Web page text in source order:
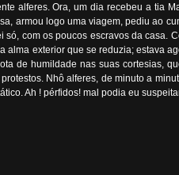
alferes. Ora, um dia recebeu a tia
armou logo uma viagem, pediu ao
com os poucos escravos da casa.
exterior que se reduzia; estava
de humildade nas suas cortesias,
Nhô alferes, de minuto a
Ah ! pérfidos! mal podia eu